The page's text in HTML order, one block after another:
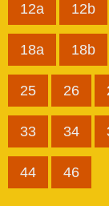
12a 12b
18a 18b
25 26
33 34
44 46